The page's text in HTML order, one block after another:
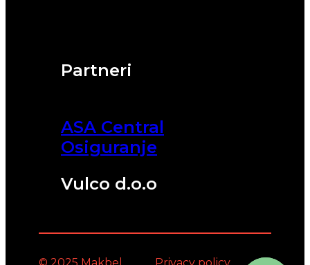
Partneri
ASA Central
Osiguranje
Vulco d.o.o